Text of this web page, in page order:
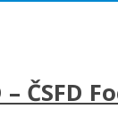
ČSFD